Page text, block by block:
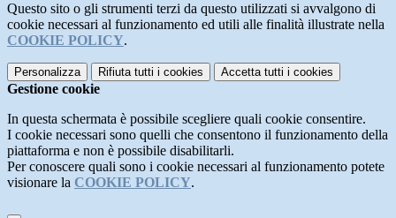
Questo sito o gli strumenti terzi da questo utilizzati si avvalgono di
cookie necessari al funzionamento ed utili alle finalità illustrate nella
COOKIE POLICY.
Personalizza Rifiuta tutti i cookies Accetta tutti i cookies
Gestione cookie
In questa schermata è possibile scegliere quali cookie consentire.
I cookie necessari sono quelli che consentono il funzionamento della
piattaforma e non è possibile disabilitarli.
Per conoscere quali sono i cookie necessari al funzionamento potete
visionare la COOKIE POLICY.